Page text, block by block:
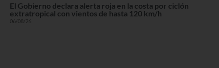
El Gobierno declara alerta roja en la costa por ciclón
extratropical con vientos de hasta 120 km/h
06/08/26